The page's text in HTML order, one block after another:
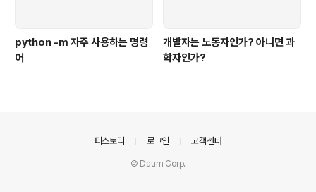
python -m 자주 사용하는 명령
어
개발자는 노동자인가? 아니면 과
학자인가?
티스토리 로그인 고객센터
© Daum Corp.